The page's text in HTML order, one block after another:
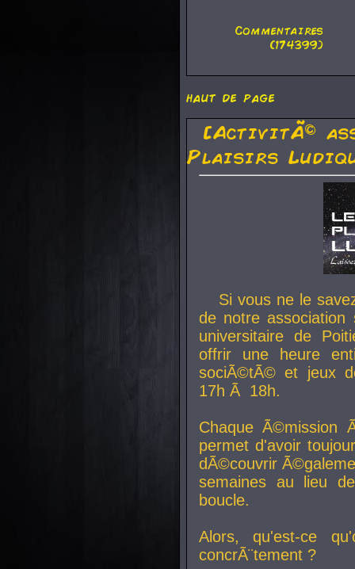
Commentaires
(174399)
haut de page
[ActivitÃ©
Plaisirs
Si vous ne le
de notre
universitaire de
offrir une heure
sociÃ©tÃ© et jeux
17h Ã 18h.
Chaque Ã©mission
permet d'avoir
dÃ©couvrir
semaines au lieu
boucle.
Alors, qu'est-ce
concrÃ¨tement ?